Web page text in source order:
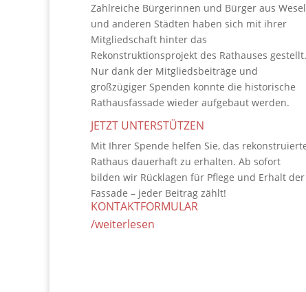
Zahlreiche Bürgerinnen und Bürger aus Wesel
und anderen Städten haben sich mit ihrer
Mitgliedschaft hinter das
Rekonstruktionsprojekt des Rathauses gestellt.
Nur dank der Mitgliedsbeiträge und
großzügiger Spenden konnte die historische
Rathausfassade wieder aufgebaut werden.
JETZT UNTERSTÜTZEN
Mit Ihrer Spende helfen Sie, das
Rathaus dauerhaft zu erhalten. Ab sofort
bilden wir Rücklagen für Pflege und Erhalt der
Fassade – jeder Beitrag zählt!
KONTAKTFORMULAR
/weiterlesen